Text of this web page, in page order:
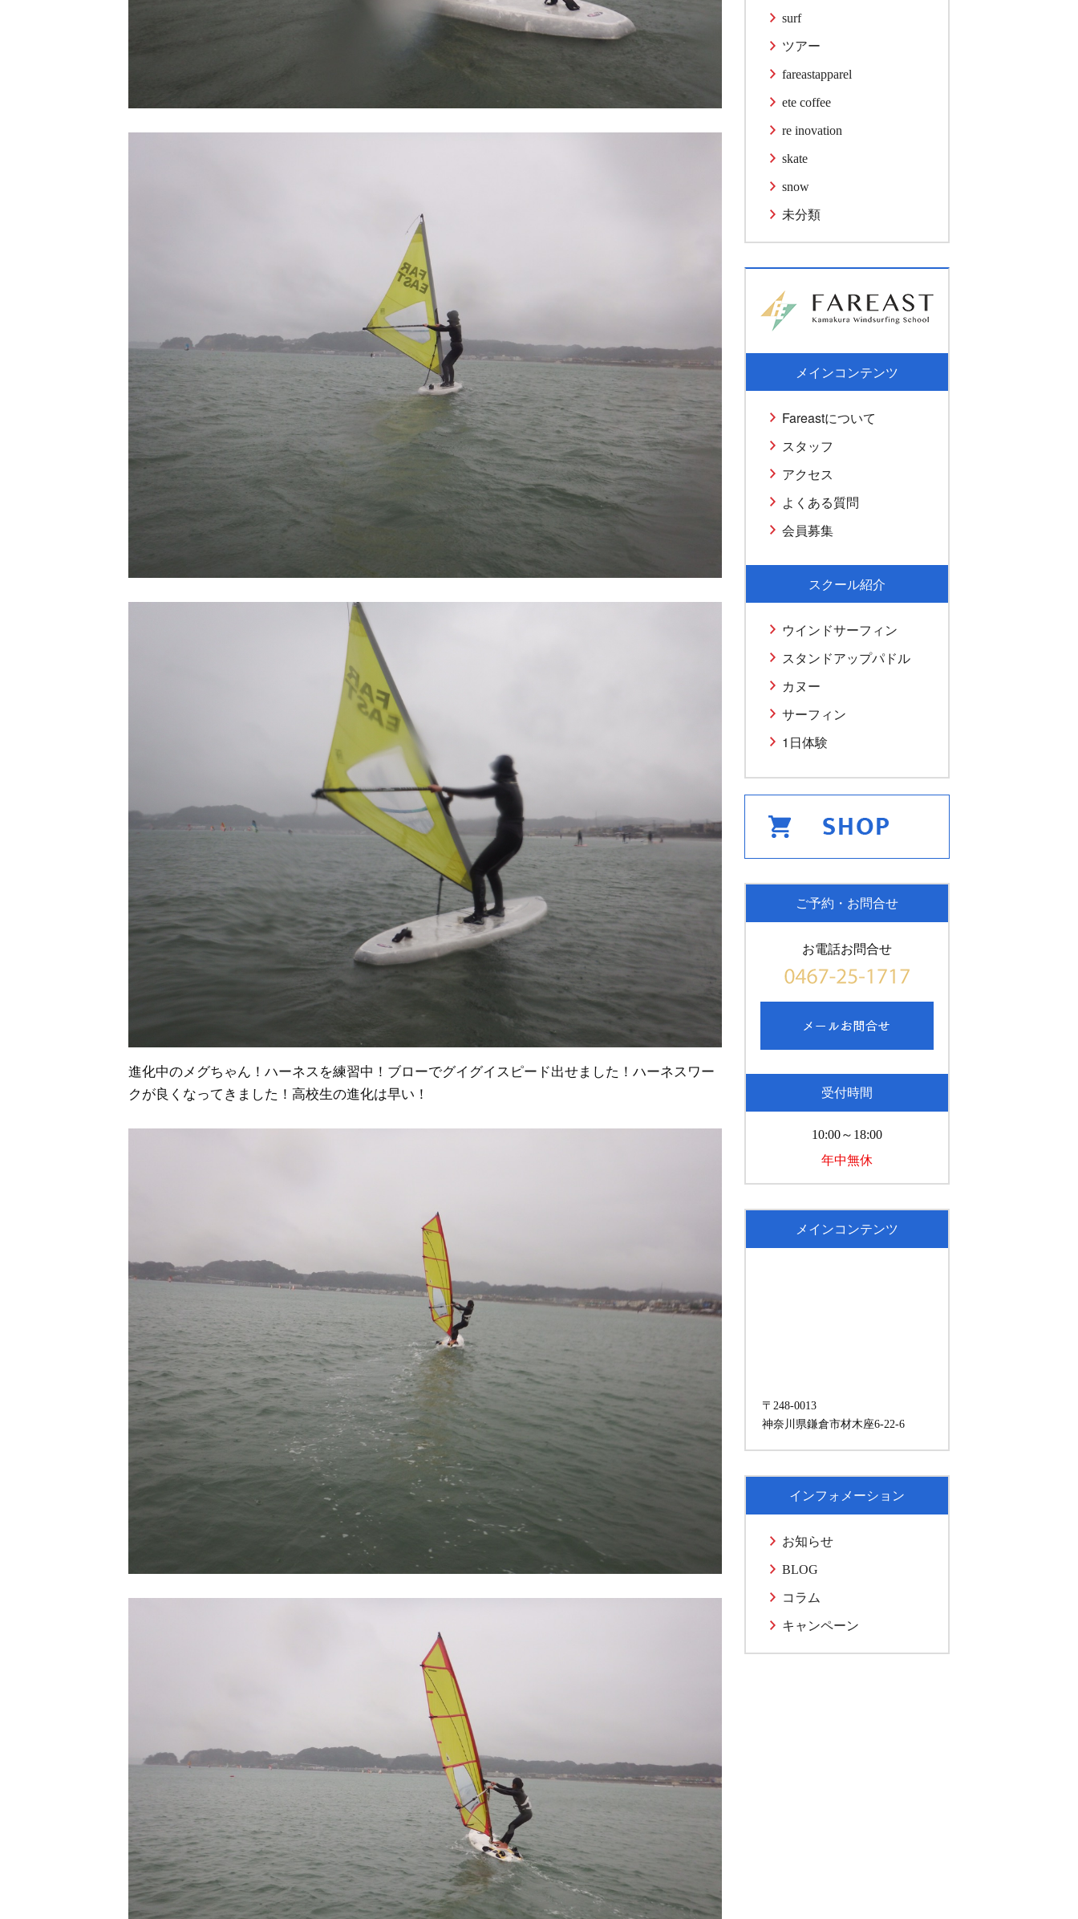
進化中のメグちゃん！ハーネスを練習中！ブローでグイグイスピード出せました！ハーネスワー
クが良くなってきました！高校生の進化は早い！
surf
ツアー
fareastapparel
ete coffee
re inovation
skate
snow
未分類
メインコンテンツ
Fareastについて
スタッフ
アクセス
よくある質問
会員募集
スクール紹介
ウインドサーフィン
スタンドアップパドル
カヌー
サーフィン
1日体験
ご予約・お問合せ
お電話お問合せ
受付時間
10:00～18:00
年中無休
メインコンテンツ
〒248-0013
神奈川県鎌倉市材木座6-22-6
インフォメーション
お知らせ
BLOG
コラム
キャンペーン